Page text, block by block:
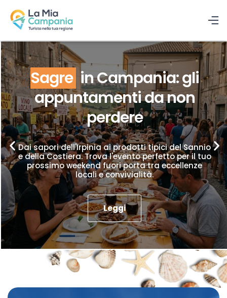
Sagre in Campania: gli
appuntamenti da non
perdere
Dai sapori dell'Irpinia ai prodotti tipici del Sannio
e della Costiera. Trova l'evento perfetto per il tuo
prossimo weekend fuori porta tra eccellenze
locali e convivialità.
Leggi